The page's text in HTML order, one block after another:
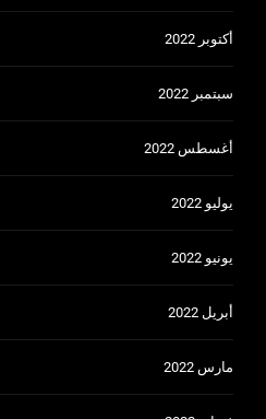
أكتوبر 2022
سبتمبر 2022
أغسطس 2022
يوليو 2022
يونيو 2022
أبريل 2022
مارس 2022